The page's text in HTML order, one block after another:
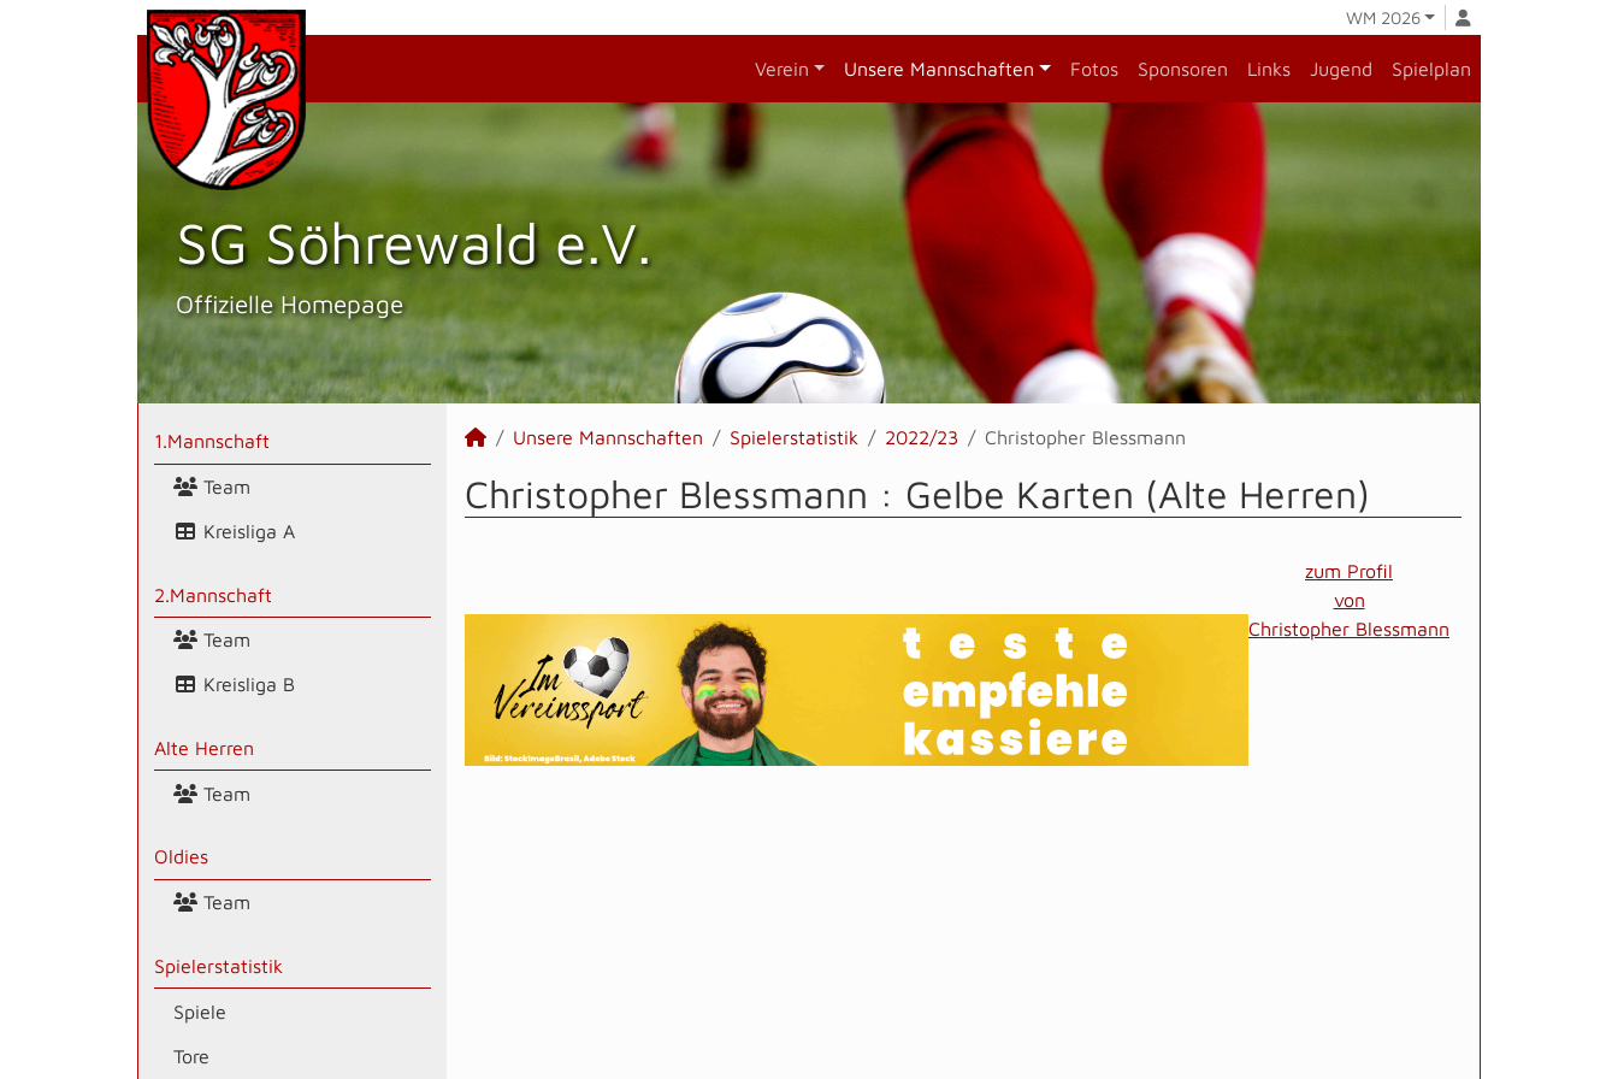
WM 2026
Verein Unsere Mannschaften Fotos Sponsoren Links Jugend Spielplan
SG Söhrewald e.V.
Offizielle Homepage
1.Mannschaft
Team
Kreisliga A
2.Mannschaft
Team
Kreisliga B
Alte Herren
Team
Oldies
Team
Spielerstatistik
Spiele
Tore
Unsere Mannschaften Spielerstatistik 2022/23 Christopher Blessmann
Christopher Blessmann : Gelbe Karten (Alte Herren)
zum Profil
von
Christopher Blessmann